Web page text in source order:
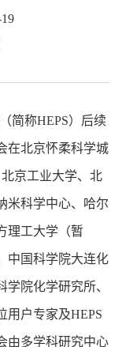
简称HEPS）后续
在北京怀柔科学城
京工业大学、北
米科学中心、哈尔
理工大学（暂
中国科学院大连化
院化学研究所、
用户专家及HEPS
由多学科研究中心